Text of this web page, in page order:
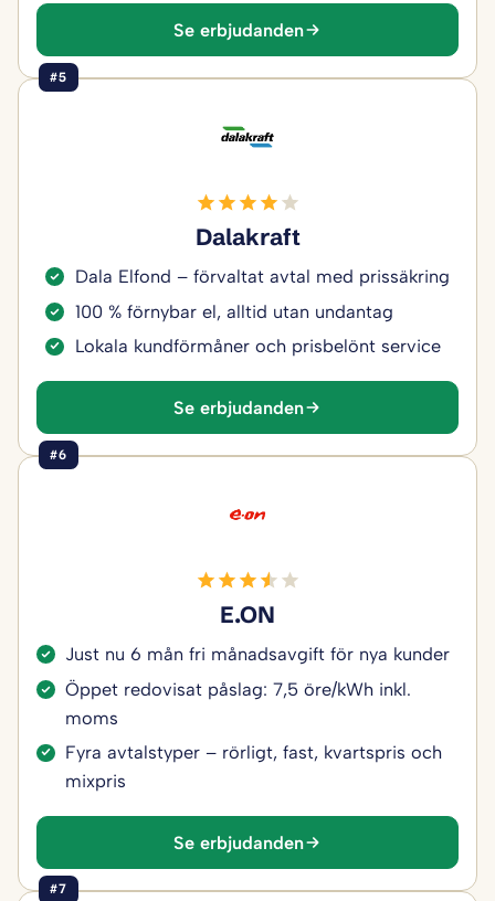
Se erbjudanden
#5
Dalakraft
Dala Elfond – förvaltat avtal med prissäkring
100 % förnybar el, alltid utan undantag
Lokala kundförmåner och prisbelönt service
Se erbjudanden
#6
E.ON
Just nu 6 mån fri månadsavgift för nya kunder
Öppet redovisat påslag: 7,5 öre/kWh inkl.
moms
Fyra avtalstyper – rörligt, fast, kvartspris och
mixpris
Se erbjudanden
#7